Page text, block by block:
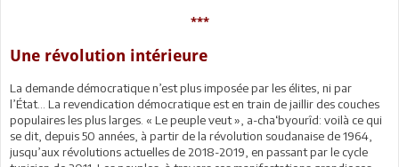
***
Une révolution intérieure
La demande démocratique n’est plus imposée par les élites, ni par
l’État... La revendication démocratique est en train de jaillir des couches
populaires les plus larges. « Le peuple veut », a-cha‘byourîd: voilà ce qui
se dit, depuis 50 années, à partir de la révolution soudanaise de 1964,
jusqu’aux révolutions actuelles de 2018-2019, en passant par le cycle